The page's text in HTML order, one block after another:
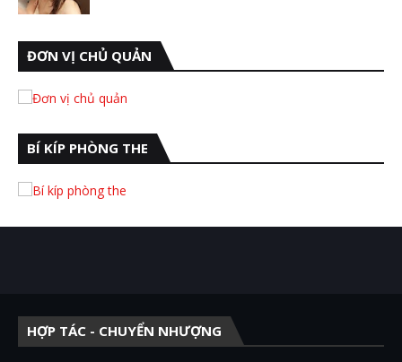
ĐƠN VỊ CHỦ QUẢN
BÍ KÍP PHÒNG THE
HỢP TÁC - CHUYỂN NHƯỢNG